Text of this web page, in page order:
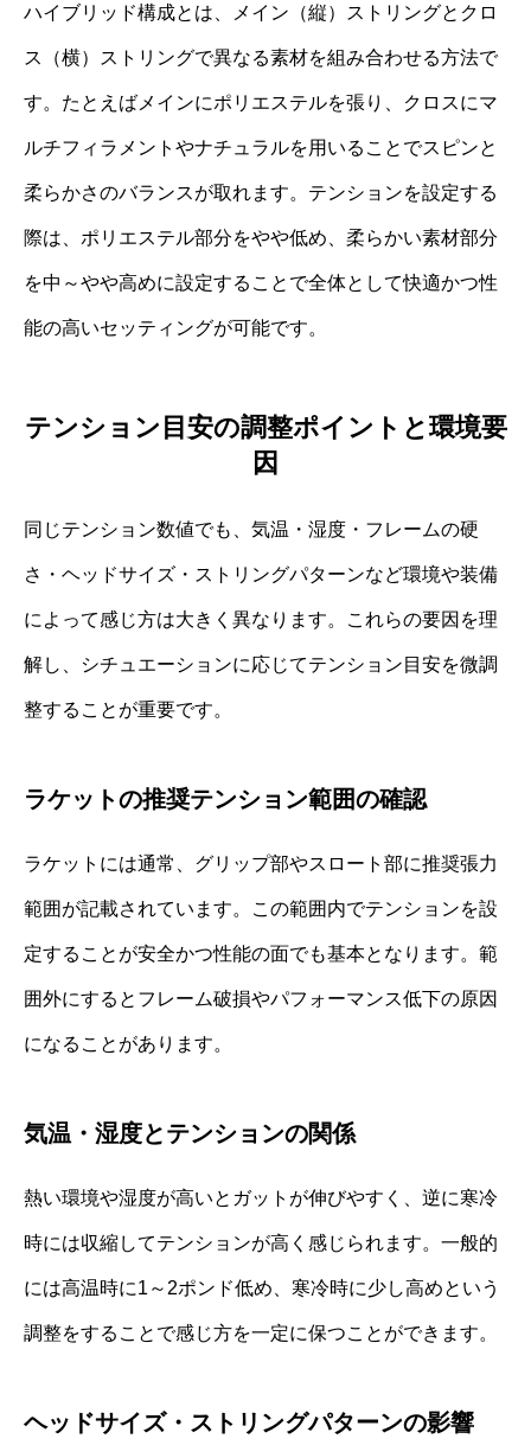
ハイブリッド構成とは、メイン（縦）ストリングとクロ
ス（横）ストリングで異なる素材を組み合わせる方法で
す。たとえばメインにポリエステルを張り、クロスにマ
ルチフィラメントやナチュラルを用いることでスピンと
柔らかさのバランスが取れます。テンションを設定する
際は、ポリエステル部分をやや低め、柔らかい素材部分
を中～やや高めに設定することで全体として快適かつ性
能の高いセッティングが可能です。
テンション目安の調整ポイントと環境要
因
同じテンション数値でも、気温・湿度・フレームの硬
さ・ヘッドサイズ・ストリングパターンなど環境や装備
によって感じ方は大きく異なります。これらの要因を理
解し、シチュエーションに応じてテンション目安を微調
整することが重要です。
ラケットの推奨テンション範囲の確認
ラケットには通常、グリップ部やスロート部に推奨張力
範囲が記載されています。この範囲内でテンションを設
定することが安全かつ性能の面でも基本となります。範
囲外にするとフレーム破損やパフォーマンス低下の原因
になることがあります。
気温・湿度とテンションの関係
熱い環境や湿度が高いとガットが伸びやすく、逆に寒冷
時には収縮してテンションが高く感じられます。一般的
には高温時に1～2ポンド低め、寒冷時に少し高めという
調整をすることで感じ方を一定に保つことができます。
ヘッドサイズ・ストリングパターンの影響